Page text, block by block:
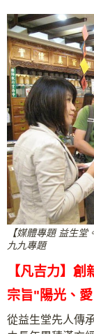
【媒體專題 益生
九九專題
【凡吉力】創
宗旨"陽光、
從益生堂先人傳